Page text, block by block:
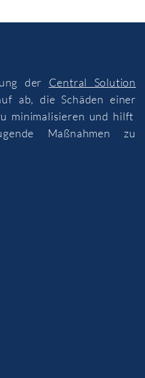
der Central Solution
ab, die Schäden einer
minimalisieren und hilft
Maßnahmen zu